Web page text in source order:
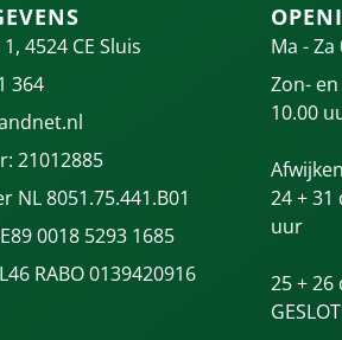
4524 CE Sluis
364
21012885
NL 8051.75.441.B01
0018 5293 1685
RABO 0139420916
Ma -
Zon-
10.00
24 +
uur
25 +